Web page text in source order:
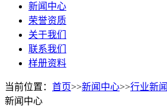
新闻中心
荣誉资质
关于我们
联系我们
样册资料
当前位置： 首页>>新闻中心>>行业新闻
新闻中心